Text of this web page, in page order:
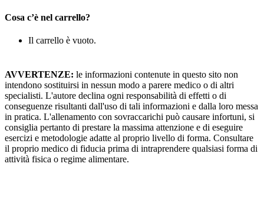
Cosa c’è nel carrello?
Il carrello è vuoto.
AVVERTENZE: le informazioni contenute in questo sito non
intendono sostituirsi in nessun modo a parere medico o di altri
specialisti. L'autore declina ogni responsabilità di effetti o di
conseguenze risultanti dall'uso di tali informazioni e dalla loro messa
in pratica. L'allenamento con sovraccarichi può causare infortuni, si
consiglia pertanto di prestare la massima attenzione e di eseguire
esercizi e metodologie adatte al proprio livello di forma. Consultare
il proprio medico di fiducia prima di intraprendere qualsiasi forma di
attività fisica o regime alimentare.